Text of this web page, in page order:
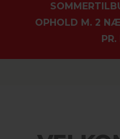
OPHOLD M. 2
PR.